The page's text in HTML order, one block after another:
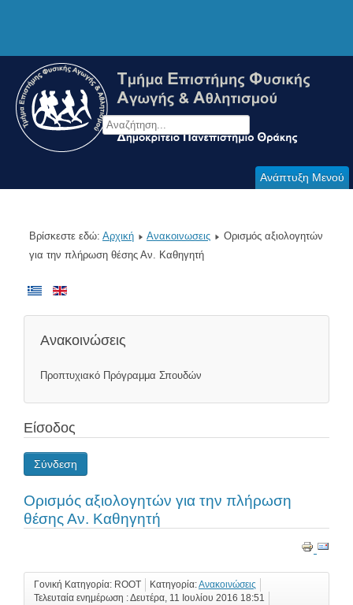
Ανάπτυξη Μενού
Βρίσκεστε εδώ: Αρχική Ανακοινωσεις
Ορισμός αξιολογητών
για την πλήρωση θέσης Αν. Καθηγητή
Ανακοινώσεις
Προπτυχιακό Πρόγραμμα Σπουδών
Είσοδος
Σύνδεση
Ορισμός αξιολογητών για την πλήρωση
θέσης Αν. Καθηγητή
Γονική Κατηγορία: ROOT Κατηγορία:Ανακοινώσεις
Τελευταία ενημέρωση : Δευτέρα, 11 Ιουλίου 2016 18:51